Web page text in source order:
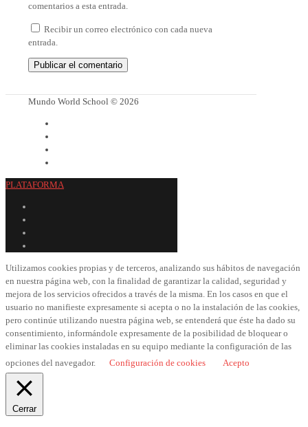
comentarios a esta entrada.
Recibir un correo electrónico con cada nueva
entrada.
Mundo World School © 2026
PLATAFORMA
Utilizamos cookies propias y de terceros, analizando sus hábitos de navegación
en nuestra página web, con la finalidad de garantizar la calidad, seguridad y
mejora de los servicios ofrecidos a través de la misma. En los casos en que el
usuario no manifieste expresamente si acepta o no la instalación de las cookies,
pero continúe utilizando nuestra página web, se entenderá que éste ha dado su
consentimiento, informándole expresamente de la posibilidad de bloquear o
eliminar las cookies instaladas en su equipo mediante la configuración de las
opciones del navegador.
Configuración de cookies Acepto
Cerrar